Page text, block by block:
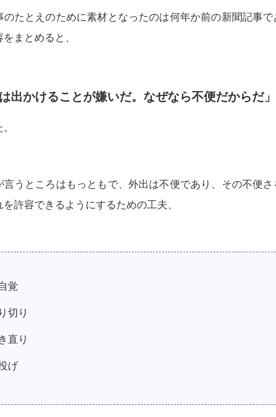
のたとえのために素材となったのは何年か前の新聞記事
をまとめると、
は出かけることが嫌いだ。なぜなら不便だからだ」
言うところはもっともで、外出は不便であり、その不便さ
を許容できるようにするための工夫、
覚
切り
直り
げ